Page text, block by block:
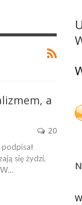
a
20
się żydzi,
W…